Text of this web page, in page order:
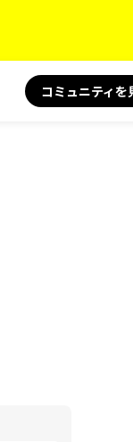
コミュニティを